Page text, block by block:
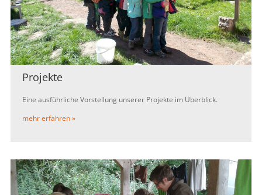
Projekte
Eine ausführliche Vorstellung unserer Projekte im Überblick.
mehr erfahren »